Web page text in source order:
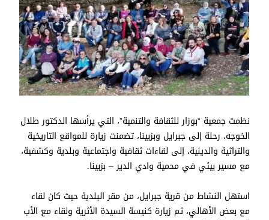
نظمت جمعية “بوزار للثقافة والتنمية”، التي يرأسها الدكتور طلال
الخوجه، رحلة إلى جبرايل وبزبينا، تضمنت زيارة للمواقع التاريخية
والتراثية والدينية، إلى لقاءات ثقافية واجتماعية وبلدية وكشفية،
مع مسير بيئي في محمية وادي الدير – بزبينا.
استهل النشاط من قرية جبرايل، من مقر البلدية حيث كان لقاء
مع بعض الأهالي، ثم زيارة كنيسة السيدة الأثرية ولقاء مع الأب